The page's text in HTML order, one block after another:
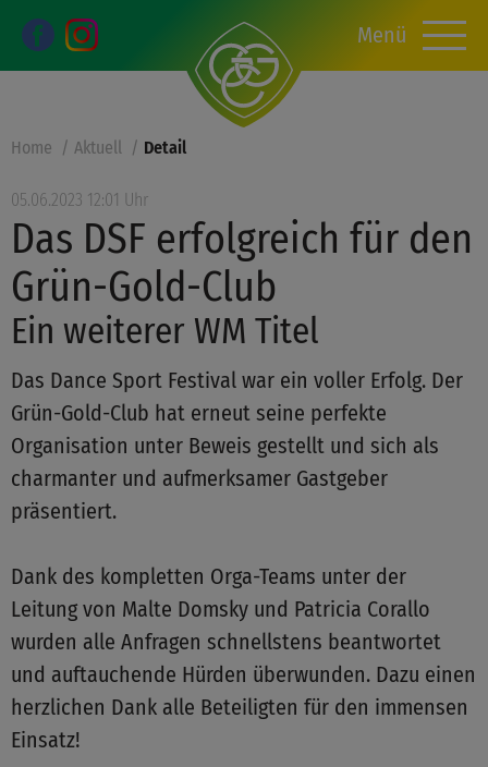
Home Aktuell Detail
05.06.2023 12:01 Uhr
Das DSF erfolgreich für den
Grün-Gold-Club
Ein weiterer WM Titel
Das Dance Sport Festival war ein voller Erfolg. Der
Grün-Gold-Club hat erneut seine perfekte
Organisation unter Beweis gestellt und sich als
charmanter und aufmerksamer Gastgeber
präsentiert.
Dank des kompletten Orga-Teams unter der
Leitung von Malte Domsky und Patricia Corallo
wurden alle Anfragen schnellstens beantwortet
und auftauchende Hürden überwunden. Dazu einen
herzlichen Dank alle Beteiligten für den immensen
Einsatz!
Menü